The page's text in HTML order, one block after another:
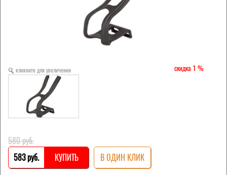
1
кликните для увеличения
580 pуб.
583 pуб.
КУПИТЬ В ОДИН КЛИК